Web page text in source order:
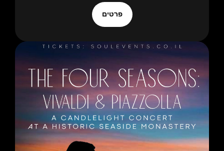
פרטים